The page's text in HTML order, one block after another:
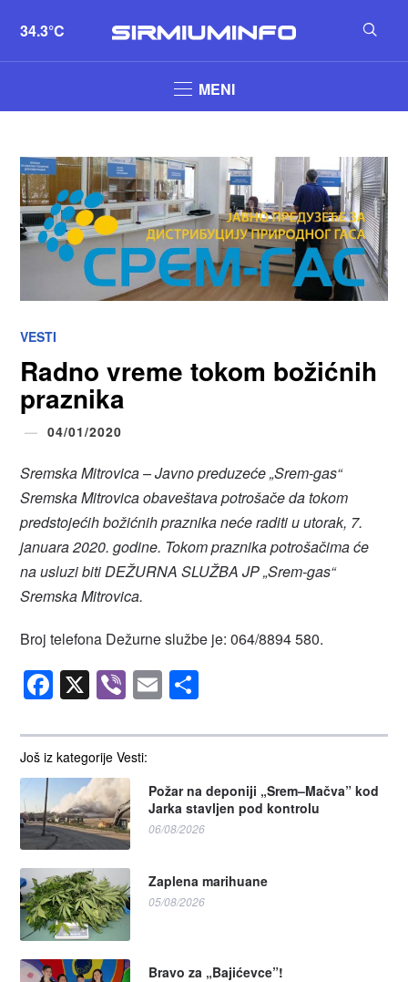
34.3°C
MENI
VESTI
Radno vreme tokom božićnih
praznika
04/01/2020
Još iz kategorije Vesti:
Požar na deponiji „Srem–Mačva” kod
Jarka stavljen pod kontrolu
06/08/2026
Zaplena marihuane
05/08/2026
Bravo za „Bajićevce”!
Sremska Mitrovica – Javno preduzeće „Srem-gas“
Sremska Mitrovica obaveštava potrošače da tokom
predstojećih božićnih praznika neće raditi u utorak, 7.
januara 2020. godine. Tokom praznika potrošačima će
na usluzi biti DEŽURNA SLUŽBA JP „Srem-gas“
Sremska Mitrovica.
Broj telefona Dežurne službe je: 064/8894 580.
Facebook
X Viber
Email